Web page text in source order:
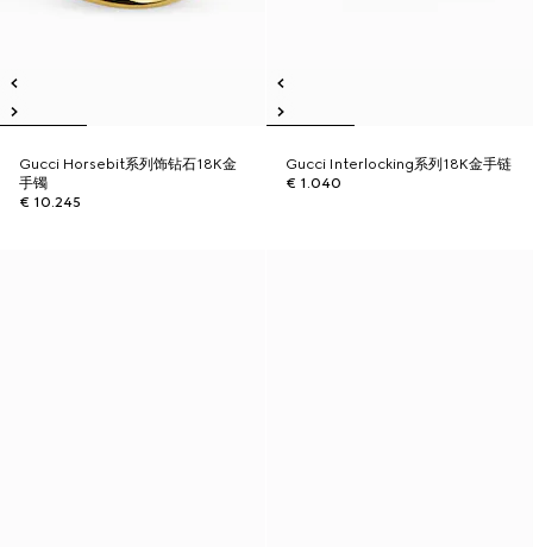
Gucci Horsebit系列饰钻石18K金
手镯
€ 10.245
Gucci Interlocking系列18K金手链
€ 1.040